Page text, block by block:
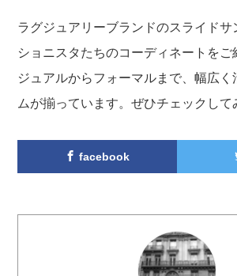
ラグジュアリーブランドのスライドサ
ショニスタたちのコーディネートをご
ジュアルからフォーマルまで、幅広く
ムが揃っています。ぜひチェックして
facebook